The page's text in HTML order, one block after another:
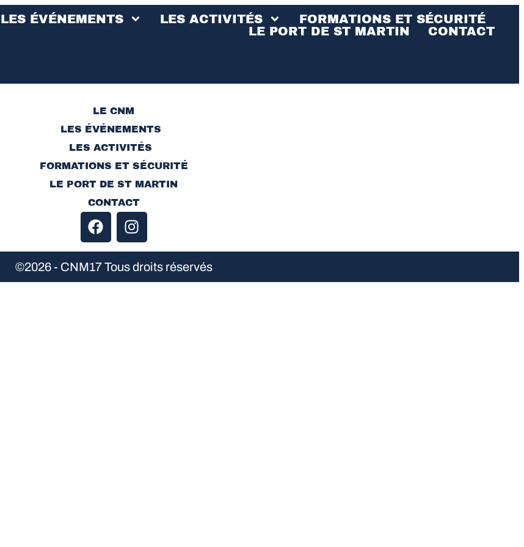
LES ÉVÉNEMENTS LES ACTIVITÉS
FORMATIONS ET SÉCURITÉ
LE PORT DE ST MARTIN
CONTACT
LE CNM
LES ÉVÉNEMENTS
LES ACTIVITÉS
FORMATIONS ET SÉCURITÉ
LE PORT DE ST MARTIN
CONTACT
©2026 - CNM17 Tous droits réservés